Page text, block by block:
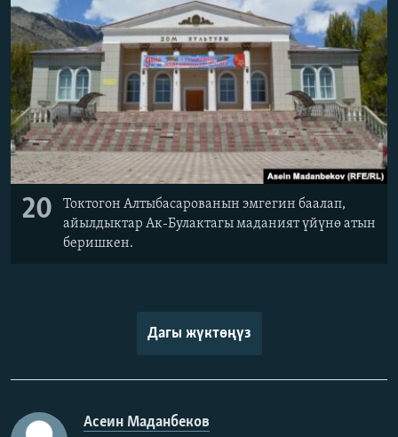
20
Токтогон Алтыбасарованын эмгегин баалап,
айылдыктар Ак-Булактагы маданият үйүнө атын
беришкен.
Дагы жүктөңүз
Асеин Маданбеков